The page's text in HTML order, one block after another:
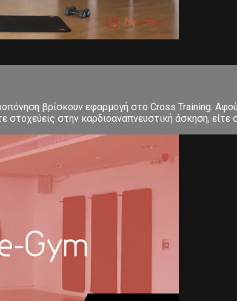
βρίσκουν εφαρμογή στο Cross Training.
στην καρδιοαναπνευστική άσκηση, είτε